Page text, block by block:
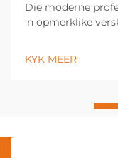
Die moderne
’n opmerklike
verskeidenheid
KYK MEER